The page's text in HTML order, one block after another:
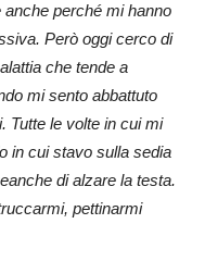
anche perché mi hanno
Però oggi cerco di
che tende a
mi sento abbattuto
Tutte le volte in cui mi
in cui stavo sulla sedia
di alzare la testa.
pettinarmi